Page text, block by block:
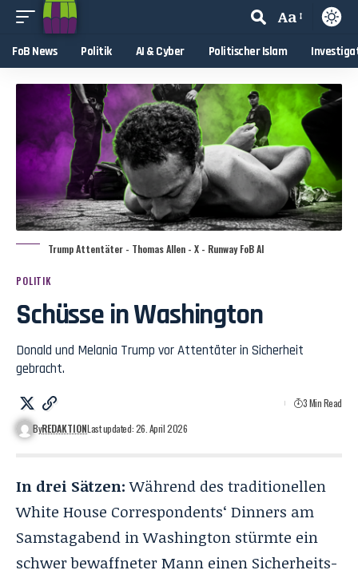
Aa
FoB News Politik AI & Cyber Politischer Islam
Trump Attentäter - Thomas Allen - X - Runway FoB AI
POLITIK
Schüsse in Washington
Donald und Melania Trump vor Attentäter in Sicherheit
gebracht.
ByREDAKTIONLast updated: 26. April 2026
3 Min Read
In drei Sätzen:Während des traditionellen
White House Correspondents‘ Dinners am
Samstagabend in Washington stürmte ein
schwer bewaffneter Mann einen Sicherheits-